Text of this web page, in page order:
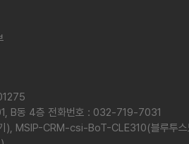
B동 4층 전화번호 : 032-719-7031
), MSIP-CRM-csi-BoT-CLE310(블루투